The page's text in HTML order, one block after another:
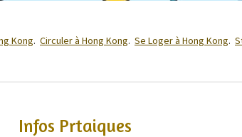
Kong. Circuler à Hong Kong. Se Loger à Hong Kong.